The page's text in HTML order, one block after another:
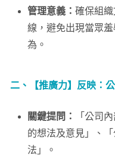
管理意義： 確保組
線，避免出現當眾
為。
二、【推廣力】反映：
關鍵提問：
「公司
的想法及意見」、
法」。